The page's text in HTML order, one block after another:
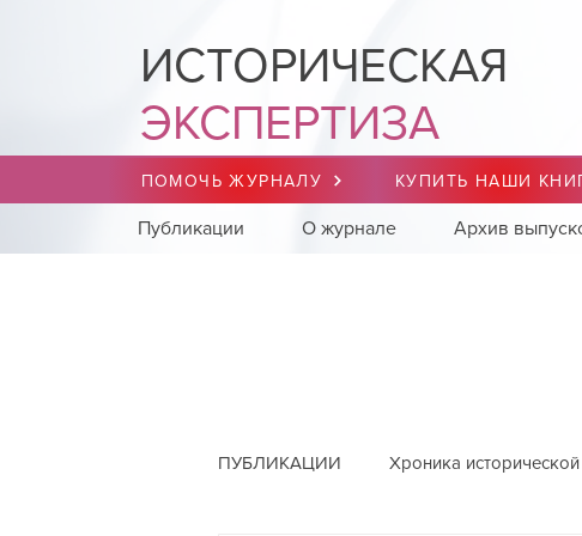
ИСТОРИЧЕСКАЯ
ЭКСПЕРТИЗА
ПОМОЧЬ ЖУРНАЛУ КУПИТЬ НАШИ
Публикации О журнале Архив
ПУБЛИКАЦИИ Хроника